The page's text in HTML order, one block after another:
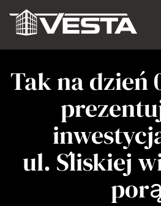
Tak na dzień
ul. Śliskiej
porą